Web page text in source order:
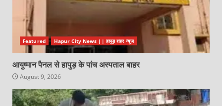
Featured Hapur City News || हापुड़ शहर न्यूज़
आयुष्मान पैनल से हापुड़ के पांच अस्पताल बाहर
August 9, 2026